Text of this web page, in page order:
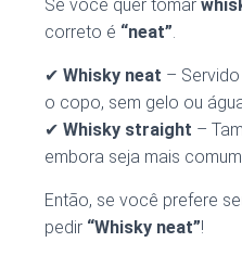
Se você quer tomar
correto é “neat”.
✔ Whisky neat –
o copo, sem gelo ou
✔ Whisky straight –
embora seja mais
Então, se você prefere
pedir “Whisky neat”!